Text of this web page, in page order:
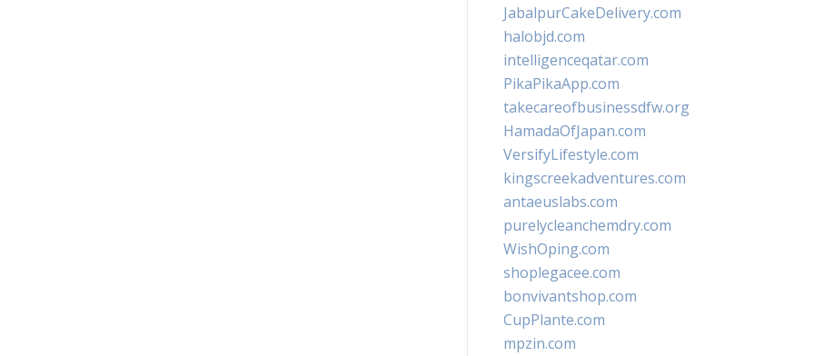
JabalpurCakeDelivery.com
halobjd.com
intelligenceqatar.com
PikaPikaApp.com
takecareofbusinessdfw.org
HamadaOfJapan.com
VersifyLifestyle.com
kingscreekadventures.com
antaeuslabs.com
purelycleanchemdry.com
WishOping.com
shoplegacee.com
bonvivantshop.com
CupPlante.com
mpzin.com